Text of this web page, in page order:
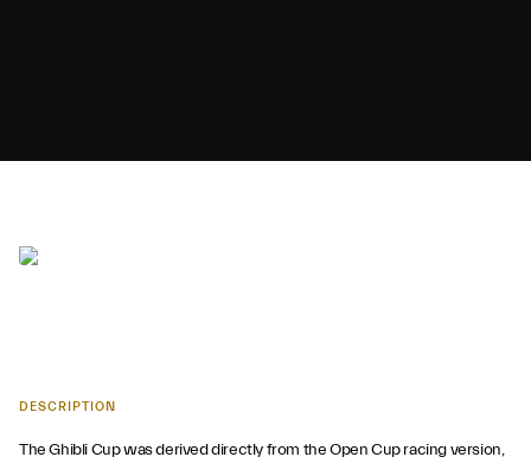
DESCRIPTION
The Ghibli Cup was derived directly from the Open Cup racing version,